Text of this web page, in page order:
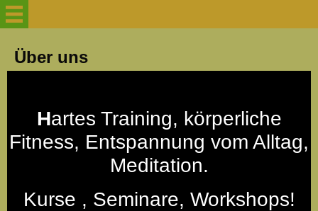
Willkommen
Trainingszeiten
Neu! Axt und Messerwerfen
Über uns
Hartes Training, körperliche
Fitness, Entspannung vom Alltag,
Meditation.
Kurse , Seminare, Workshops!